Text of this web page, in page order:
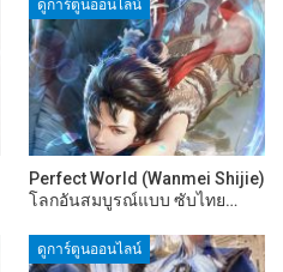
ดูการ์ตูนออนไลน์
Perfect World (Wanmei Shijie)
โลกอันสมบูรณ์แบบ ซับไทย…
ดูการ์ตูนออนไลน์